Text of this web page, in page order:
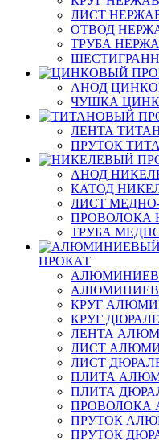
ЛИСТ
ОТВОД
ТРУБА
АНОД
ЧУШКА
ЛЕНТА
ПРУТОК
АНОД
КАТОД
ЛИСТ
ПРОВОЛОКА
ТРУБА
ПРОКАТ
КРУГ
КРУГ
ЛЕНТА
ЛИСТ
ЛИСТ
ПЛИТА
ПЛИТА
ПРОВОЛОКА
ПРУТОК
ПРУТОК